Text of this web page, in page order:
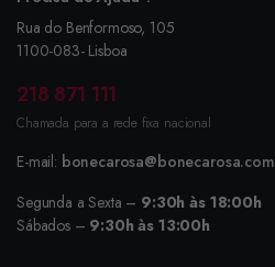
Rua do Benformoso, 105
1100-083- Lisboa
218 871 111
Chamada para a rede fixa nacional
E-mail: bonecarosa@bonecarosa.com
Segunda a Sexta – 9:30h às 18:00h
Sábados – 9:30h às 13:00h